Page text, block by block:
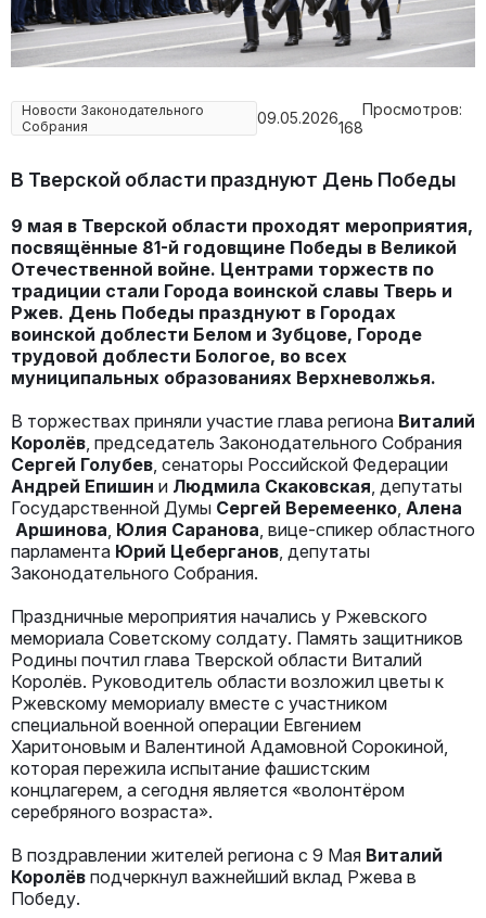
Новости Законодательного
Собрания
09.05.2026
Просмотров:
168
В Тверской области празднуют День Победы
9 мая в Тверской области проходят мероприятия,
посвящённые 81-й годовщине Победы в Великой
Отечественной войне. Центрами торжеств по
традиции стали Города воинской славы Тверь и
Ржев. День Победы празднуют в Городах
воинской доблести Белом и Зубцове, Городе
трудовой доблести Бологое, во всех
муниципальных образованиях Верхневолжья.
В торжествах приняли участие глава региона Виталий
Королёв , председатель Законодательного Собрания
Сергей Голубев , сенаторы Российской Федерации
Андрей Епишин и Людмила Скаковская , депутаты
Государственной Думы Сергей Веремеенко Алена
Аршинова Юлия Саранова , вице-спикер областного
парламента Юрий Цеберганов , депутаты
Законодательного Собрания.
Праздничные мероприятия начались у Ржевского
мемориала Советскому солдату. Память защитников
Родины почтил глава Тверской области Виталий
Королёв. Руководитель области возложил цветы к
Ржевскому мемориалу вместе с участником
специальной военной операции Евгением
Харитоновым и Валентиной Адамовной Сорокиной,
которая пережила испытание фашистским
концлагерем, а сегодня является «волонтёром
серебряного возраста».
В поздравлении жителей региона с 9 Мая Виталий
Королёв подчеркнул важнейший вклад Ржева в
Победу.